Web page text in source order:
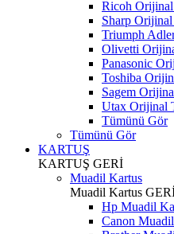
Ricoh
Sharp
Triumph
Olivetti
Panasonic
Toshiba
Sagem
Utax Orijinal
Tümünü Gör
Tümünü Gör
KARTUŞ
KARTUŞ GERİ
Muadil Kartus
Muadil Kartus
Hp Muadil
Canon